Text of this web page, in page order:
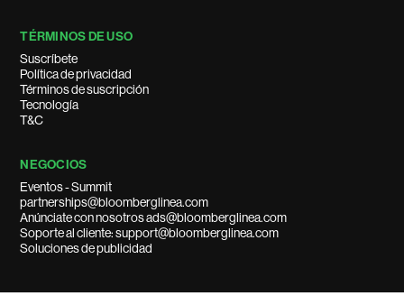
TÉRMINOS DE USO
Suscríbete
Política de privacidad
Términos de suscripción
Tecnología
T&C
NEGOCIOS
Eventos - Summit
partnerships@bloomberglinea.com
Anúnciate con nosotros ads@bloomberglinea.com
Soporte al cliente: support@bloomberglinea.com
Soluciones de publicidad